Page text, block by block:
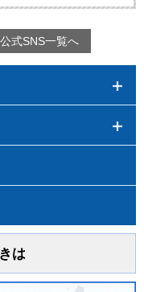
式SNS一覧へ
は